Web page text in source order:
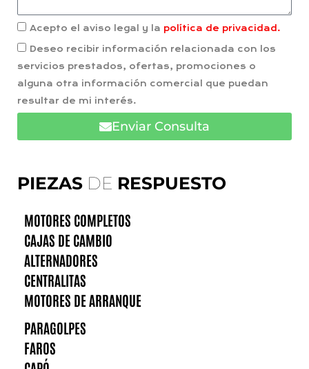
PIEZAS DE RESPUESTO
MOTORES COMPLETOS
CAJAS DE CAMBIO
ALTERNADORES
CENTRALITAS
MOTORES DE ARRANQUE
PARAGOLPES
FAROS
Acepto el aviso legal y la política de privacidad.
Deseo recibir información relacionada con los
servicios prestados, ofertas, promociones o
alguna otra información comercial que puedan
resultar de mi interés.
Enviar Consulta